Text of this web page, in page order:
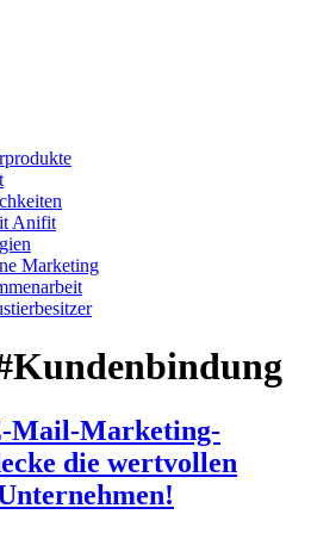
Anifit
Marketing
Mail-Marketing-
die wertvollen